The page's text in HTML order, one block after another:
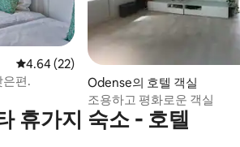
평점 4.64점(5점 만점), 후기 22개
4.64 (22)
은편.
Odense의 호텔 객실
조용하고 평화로운 객실
휴가지 숙소 - 호텔